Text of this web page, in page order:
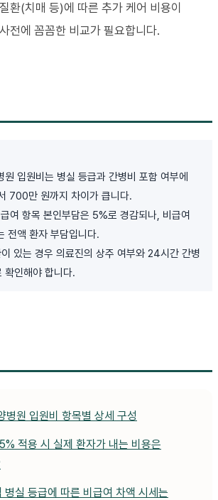
환(치매 등)에 따른 추가 케어 비용이
전에 꼼꼼한 비교가 필요합니다.
원 입원비는 병실 등급과 간병비 포함 여부에
700만 원까지 차이가 큽니다.
여 항목 본인부담은 5%로 경감되나, 비급여
전액 환자 부담입니다.
있는 경우 의료진의 상주 여부와 24시간 간병
확인해야 합니다.
병원 입원비 항목별 상세 구성
5% 적용 시 실제 환자가 내는 비용은
병실 등급에 따른 비급여 차액 시세는